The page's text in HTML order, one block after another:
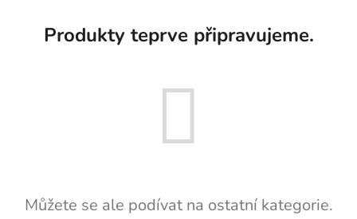
Produkty teprve připravujeme.
Můžete se ale podívat na ostatní kategorie.